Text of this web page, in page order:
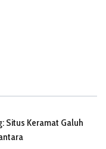
Situs Keramat Galuh